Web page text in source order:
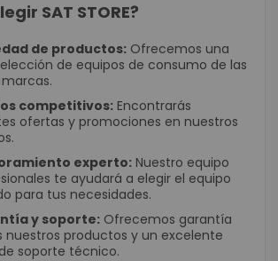
SAT STORE?
de productos: Ofrecemos una
de equipos de consumo de las
competitivos: Encontrarás
ofertas y promociones en nuestros
experto: Nuestro equipo
te ayudará a elegir el equipo
para tus necesidades.
y soporte: Ofrecemos garantía
nuestros productos y un excelente
soporte técnico.